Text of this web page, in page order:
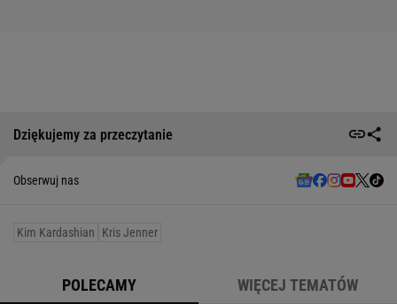
Dziękujemy za przeczytanie
Obserwuj nas
Kim Kardashian Kris Jenner
POLECAMY WIĘCEJ TEMATÓW